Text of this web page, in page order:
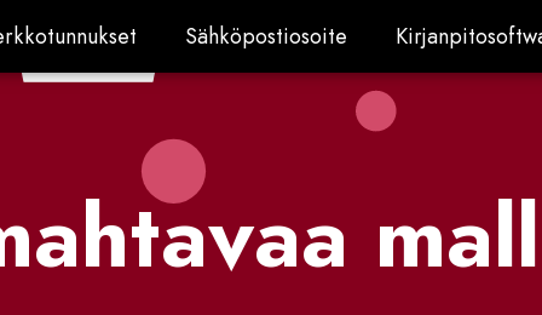
Sähköpostiosoite
Sähköpostiosoite